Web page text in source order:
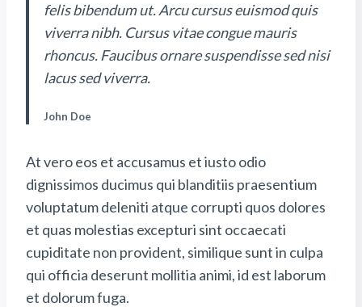
felis bibendum ut. Arcu cursus euismod quis
viverra nibh. Cursus vitae congue mauris
rhoncus. Faucibus ornare suspendisse sed nisi
lacus sed viverra.
John Doe
At vero eos et accusamus et iusto odio
dignissimos ducimus qui blanditiis praesentium
voluptatum deleniti atque corrupti quos dolores
et quas molestias excepturi sint occaecati
cupiditate non provident, similique sunt in culpa
qui officia deserunt mollitia animi, id est laborum
et dolorum fuga.